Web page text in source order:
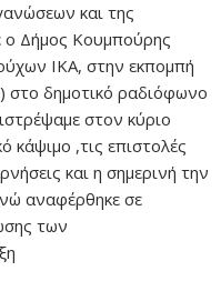
και της
ο Δήμος Κουμπούρης
ΙΚΑ, στην εκπομπή
στο δημοτικό ραδιόφωνο
στον κύριο
κάψιμο ,τις επιστολές
και η σημερινή την
αναφέρθηκε σε
των